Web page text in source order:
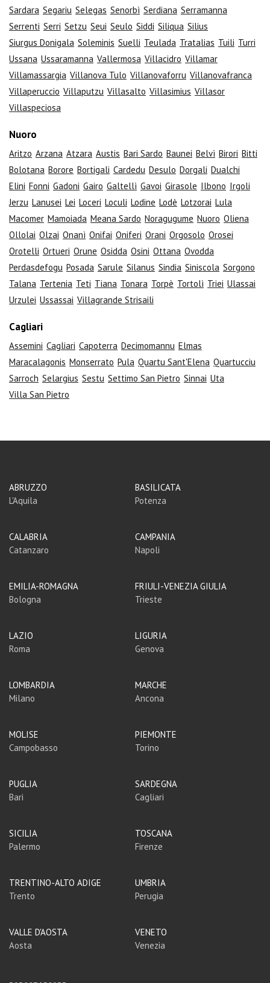
Sardara Segariu Selegas Senorbì Serdiana Serramanna
Serrenti Serri Setzu Seui Seulo Siddi Siliqua Silius
Siurgus Donigala Soleminis Suelli Teulada Tratalias Tuili Turri
Ussana Ussaramanna Vallermosa Villacidro Villamar
Villamassargia Villanova Tulo Villanovaforru Villanovafranca
Villaperuccio Villaputzu Villasalto Villasimius Villasor
Villaspeciosa
Nuoro
Aritzo Arzana Atzara Austis Bari Sardo Baunei Belvì Birori Bitti
Bolotana Borore Bortigali Cardedu Desulo Dorgali Dualchi
Elini Fonni Gadoni Gairo Galtellì Gavoi Girasole Ilbono Irgoli
Jerzu Lanusei Lei Loceri Loculi Lodine Lodè Lotzorai Lula
Macomer Mamoiada Meana Sardo Noragugume Nuoro Oliena
Ollolai Olzai Onanì Onifai Oniferi Orani Orgosolo Orosei
Orotelli Ortueri Orune Osidda Osini Ottana Ovodda
Perdasdefogu Posada Sarule Silanus Sindia Siniscola Sorgono
Talana Tertenia Teti Tiana Tonara Torpè Tortolì Triei Ulassai
Urzulei Ussassai Villagrande Strisaili
Cagliari
Assemini Cagliari Capoterra Decimomannu Elmas
Maracalagonis Monserrato Pula Quartu Sant'Elena Quartucciu
Sarroch Selargius Sestu Settimo San Pietro Sinnai Uta
Villa San Pietro
ABRUZZO
L'Aquila
BASILICATA
Potenza
CALABRIA
Catanzaro
CAMPANIA
Napoli
EMILIA-ROMAGNA
Bologna
FRIULI-VENEZIA GIULIA
Trieste
LAZIO
Roma
LIGURIA
Genova
LOMBARDIA
Milano
MARCHE
Ancona
MOLISE
Campobasso
PIEMONTE
Torino
PUGLIA
Bari
SARDEGNA
Cagliari
SICILIA
Palermo
TOSCANA
Firenze
TRENTINO-ALTO ADIGE
Trento
UMBRIA
Perugia
VALLE D'AOSTA
Aosta
VENETO
Venezia